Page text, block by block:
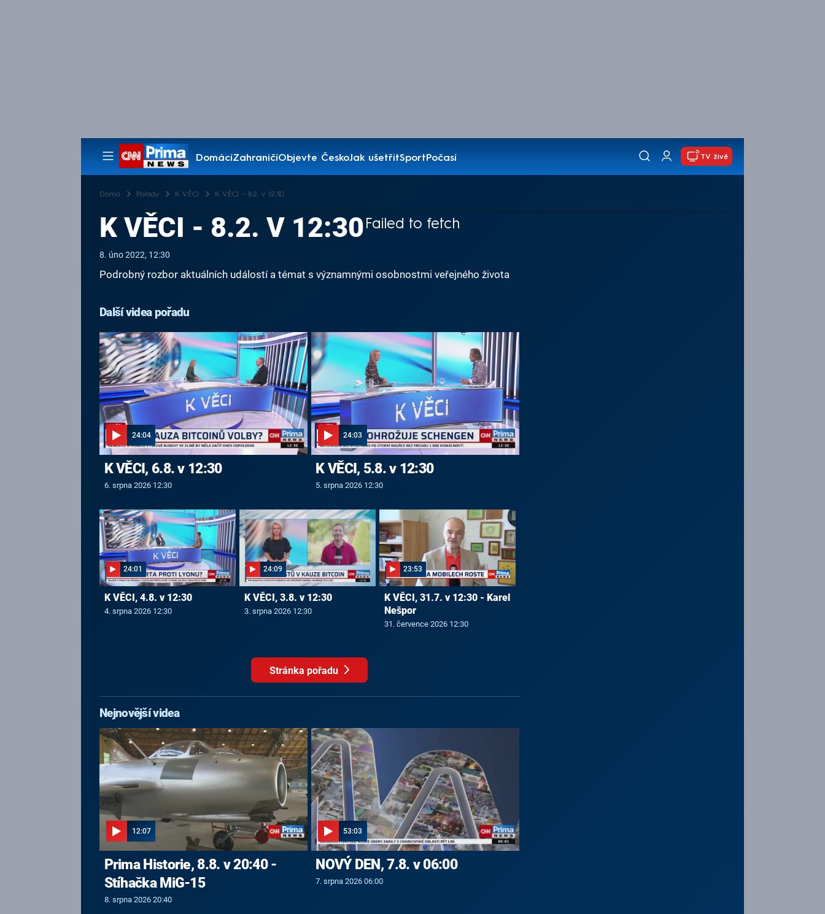
DomácíZahraničíObjevte ČeskoJak ušetřitSportPočasí
Pořady
TV živě
Domů Pořady K VĚCI K VĚCI - 8.2. v 12:30
Failed to fetch
K VĚCI - 8.2. V 12:30
8. úno 2022, 12:30
Podrobný rozbor aktuálních událostí a témat s významnými osobnostmi veřejného života
Další videa pořadu
24:04
K VĚCI, 6.8. v 12:30
6. srpna 2026 12:30
24:03
K VĚCI, 5.8. v 12:30
5. srpna 2026 12:30
24:01
K VĚCI, 4.8. v 12:30
4. srpna 2026 12:30
24:09
K VĚCI, 3.8. v 12:30
3. srpna 2026 12:30
23:53
K VĚCI, 31.7. v 12:30 - Karel
Nešpor
31. července 2026 12:30
Stránka pořadu
Nejnovější videa
12:07
Prima Historie, 8.8. v 20:40 -
Stíhačka MiG-15
8. srpna 2026 20:40
53:03
NOVÝ DEN, 7.8. v 06:00
7. srpna 2026 06:00